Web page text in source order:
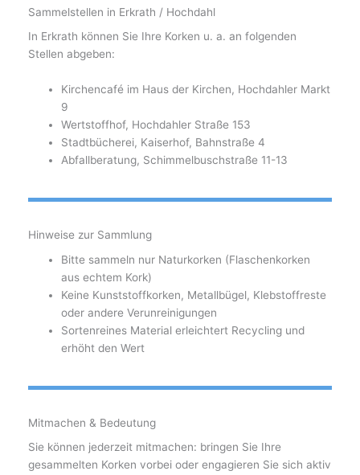
Sammelstellen in Erkrath / Hochdahl
In Erkrath können Sie Ihre Korken u. a. an folgenden
Stellen abgeben:
Kirchencafé im Haus der Kirchen, Hochdahler Markt
9
Wertstoffhof, Hochdahler Straße 153
Stadtbücherei, Kaiserhof, Bahnstraße 4
Abfallberatung, Schimmelbuschstraße 11-13
Hinweise zur Sammlung
Bitte sammeln nur Naturkorken (Flaschenkorken
aus echtem Kork)
Keine Kunststoffkorken, Metallbügel, Klebstoffreste
oder andere Verunreinigungen
Sortenreines Material erleichtert Recycling und
erhöht den Wert
Mitmachen & Bedeutung
Sie können jederzeit mitmachen: bringen Sie Ihre
gesammelten Korken vorbei oder engagieren Sie sich aktiv